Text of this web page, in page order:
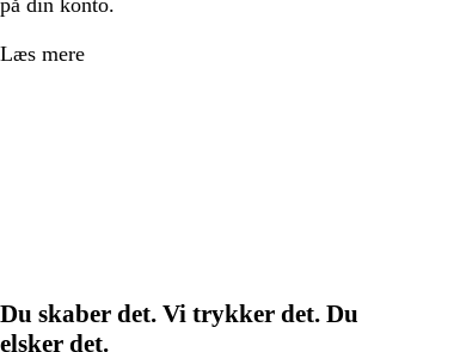
på din konto.
Læs mere
Du skaber det. Vi trykker det. Du
elsker det.